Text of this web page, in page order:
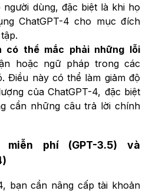
dùng, đặc biệt là khi họ
ChatGPT-4 cho mục đích
có thể mắc phải những lỗi
hoặc ngữ pháp trong các
Điều này có thể làm giảm độ
của ChatGPT-4, đặc biệt
cần những câu trả lời chính
miễn phí (GPT-3.5) và
bạn cần nâng cấp tài khoản